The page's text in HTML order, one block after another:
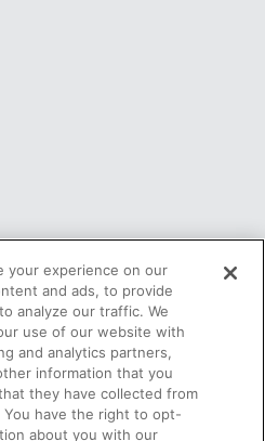
your experience on our
and ads, to provide
analyze our traffic. We
use of our website with
and analytics partners,
information that you
they have collected from
have the right to opt-
about you with our